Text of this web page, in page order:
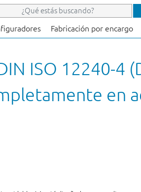
Fabricación por encargo
ISO 12240-4
en